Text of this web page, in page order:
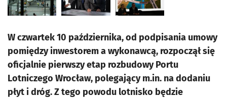
W czwartek 10 października, od podpisania umowy
pomiędzy inwestorem a wykonawcą, rozpoczął się
oficjalnie pierwszy etap rozbudowy Portu
Lotniczego Wrocław, polegający m.in. na dodaniu
płyt i dróg. Z tego powodu lotnisko będzie